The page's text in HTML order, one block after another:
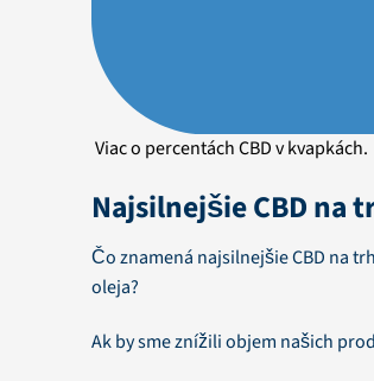
Viac o percentách CBD v kvapkách.
Najsilnejšie CBD na
Čo znamená najsilnejšie CBD na
oleja?
Ak by sme znížili objem našich